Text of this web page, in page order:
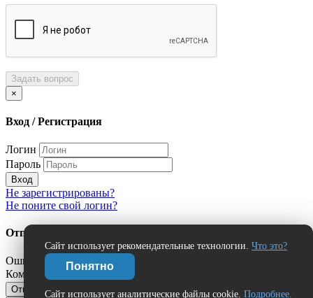
Сайт использует рекомендательные технологии. Что это?
Понятно
Сайт использует аналитические файлы cookie. Подробнее.
Задать вопрос
×
Вход / Регистрация
Логин
Пароль
Вход
Не зарегистрированы?
Не поните свой логин?
Отправить сообщение об ошибке?
Ошибка:
Комментарий (дополнительно)
Отправить